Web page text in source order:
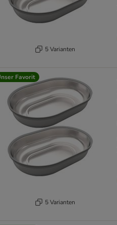
5 Varianten
Favorit
5 Varianten